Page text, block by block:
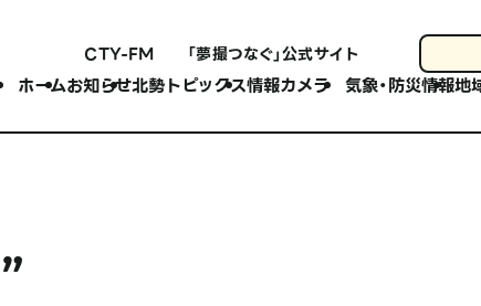
CTY-FM 「夢撮つなぐ」公式サイト
ホームお知らせ北勢トピックス情報カメラ 気象・防災情報地
”